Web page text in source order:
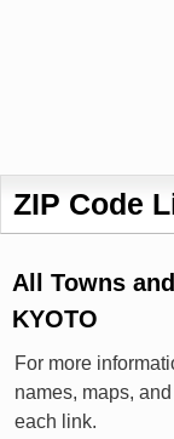
ZIP Code
All Towns
KYOTO
For more
names, maps,
each link.